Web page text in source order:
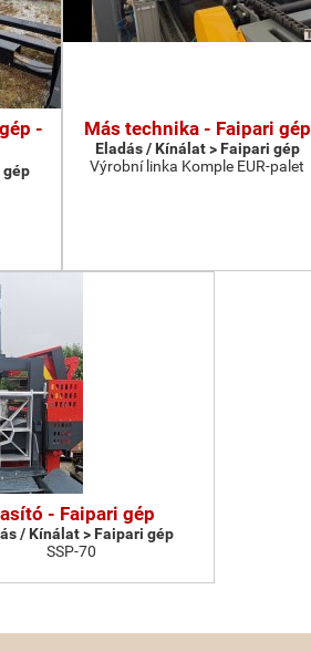
-
gép
Más technika - Faipari gép
Eladás / Kínálat > Faipari gép
Výrobní linka Komple EUR-palet
- Faipari gép
/ Kínálat > Faipari gép
SSP-70